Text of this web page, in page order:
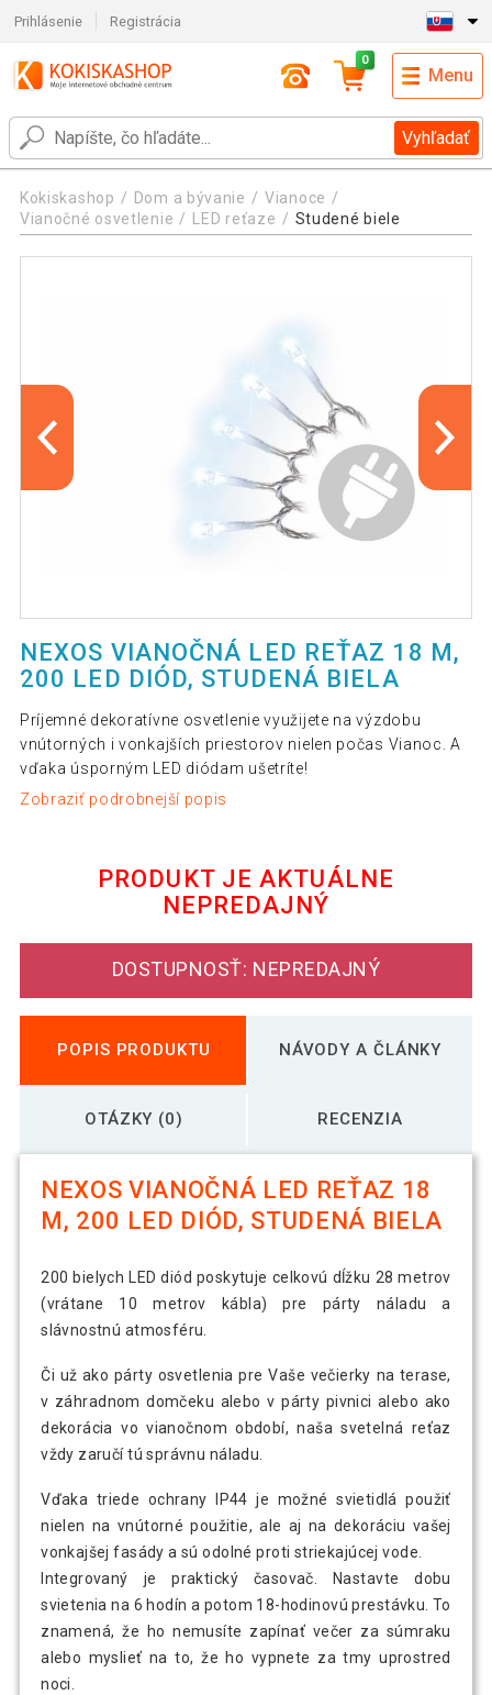
Prihlásenie Registrácia
Vyhľadať
0
Menu
Kokiskashop Dom a bývanie
Vianoce
Vianočné osvetlenie
LED reťaze Studené biele
NEXOS VIANOČNÁ LED REŤAZ 18 M,
200 LED DIÓD, STUDENÁ BIELA
Príjemné dekoratívne osvetlenie využijete na výzdobu
vnútorných i vonkajších priestorov nielen počas Vianoc. A
vďaka úsporným LED diódam ušetríte!
Zobraziť podrobnejší popis
PRODUKT JE AKTUÁLNE
NEPREDAJNÝ
DOSTUPNOSŤ: NEPREDAJNÝ
POPIS PRODUKTU NÁVODY A ČLÁNKY
OTÁZKY (0) RECENZIA
NEXOS VIANOČNÁ LED REŤAZ 18
M, 200 LED DIÓD, STUDENÁ BIELA
200 bielych LED diód poskytuje celkovú dĺžku 28 metrov
(vrátane 10 metrov kábla) pre párty náladu a
slávnostnú atmosféru.
Či už ako párty osvetlenia pre Vaše večierky na terase,
v záhradnom domčeku alebo v párty pivnici alebo ako
dekorácia vo vianočnom období, naša svetelná reťaz
vždy zaručí tú správnu náladu.
Vďaka triede ochrany IP44 je možné svietidlá použiť
nielen na vnútorné použitie, ale aj na dekoráciu vašej
vonkajšej fasády a sú odolné proti striekajúcej vode.
Integrovaný je praktický časovač. Nastavte dobu
svietenia na 6 hodín a potom 18-hodinovú prestávku. To
znamená, že ho nemusíte zapínať večer za súmraku
alebo myslieť na to, že ho vypnete za tmy uprostred
noci.